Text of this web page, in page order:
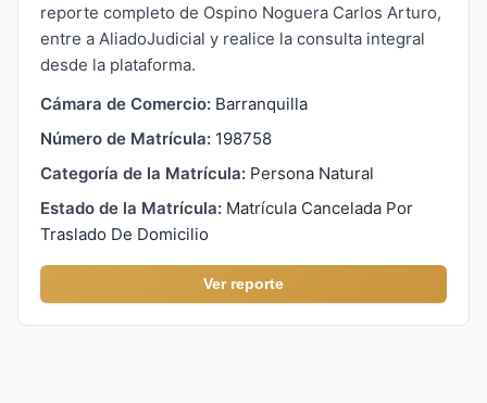
reporte completo de Ospino Noguera Carlos Arturo,
entre a AliadoJudicial y realice la consulta integral
desde la plataforma.
Cámara de Comercio: Barranquilla
Número de Matrícula: 198758
Categoría de la Matrícula: Persona Natural
Estado de la Matrícula: Matrícula Cancelada Por
Traslado De Domicilio
Ver reporte